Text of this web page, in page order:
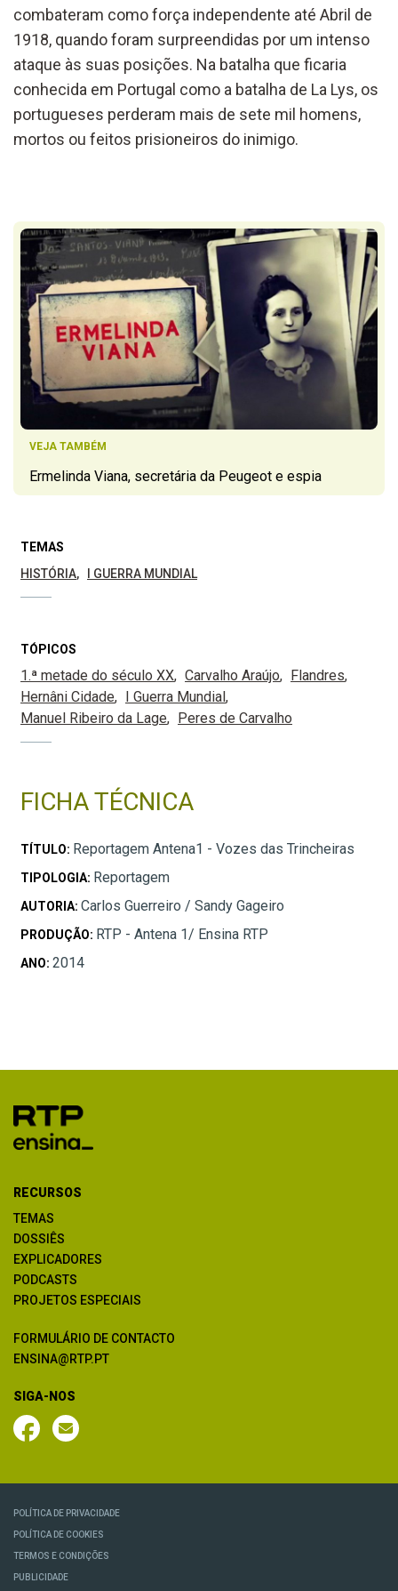
combateram como força independente até Abril de
1918, quando foram surpreendidas por um intenso
ataque às suas posições. Na batalha que ficaria
conhecida em Portugal como a batalha de La Lys, os
portugueses perderam mais de sete mil homens,
mortos ou feitos prisioneiros do inimigo.
VEJA TAMBÉM
Ermelinda Viana, secretária da Peugeot e espia
TEMAS
HISTÓRIA
I GUERRA MUNDIAL
TÓPICOS
1.ª metade do século XX Carvalho Araújo
Flandres
Hernâni Cidade
I Guerra Mundial
Manuel Ribeiro da Lage
Peres de Carvalho
FICHA TÉCNICA
TÍTULO: Reportagem Antena1 - Vozes das Trincheiras
TIPOLOGIA: Reportagem
AUTORIA: Carlos Guerreiro / Sandy Gageiro
PRODUÇÃO: RTP - Antena 1/ Ensina RTP
ANO: 2014
RECURSOS
TEMAS
DOSSIÊS
EXPLICADORES
PODCASTS
PROJETOS ESPECIAIS
FORMULÁRIO DE CONTACTO
ENSINA@RTP.PT
SIGA-NOS
POLÍTICA DE PRIVACIDADE
POLÍTICA DE COOKIES
TERMOS E CONDIÇÕES
PUBLICIDADE